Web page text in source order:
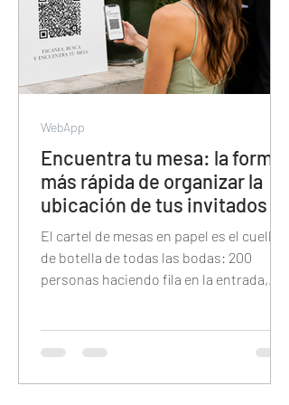
Encuentra tu mesa: la forma
más rápida de organizar la
ubicación de tus invitados
El cartel de mesas en papel es el cuello
de botella de todas las bodas: 200
personas haciendo fila en la entrada,
explica cómo reemplazarlo con un QR
nombre y encuentra su mesa en
WebApp